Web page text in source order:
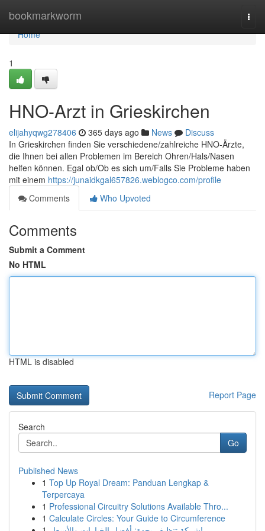
bookmarkworm
Home
Home
1
HNO-Arzt in Grieskirchen
elijahyqwg278406 365 days ago News
Discuss
In Grieskirchen finden Sie verschiedene/zahlreiche HNO-Ärzte,
die Ihnen bei allen Problemen im Bereich Ohren/Hals/Nasen
helfen können. Egal ob/Ob es sich um/Falls Sie Probleme haben
mit einem https://junaidkgal657826.weblogco.com/profile
Comments
Who Upvoted
Comments
Submit a Comment
No HTML
HTML is disabled
Report Page
Search
Go
Published News
1 Top Up Royal Dream: Panduan Lengkap &
Terpercaya
1 Professional Circuitry Solutions Available Thro...
1 Calculate Circles: Your Guide to Circumference